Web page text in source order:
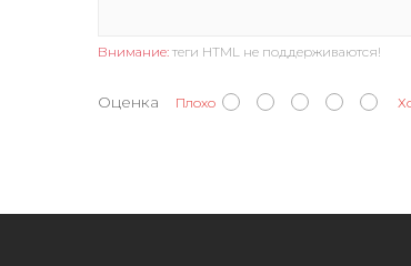
Внимание: теги HTML не поддерживаются!
Оценка Плохо